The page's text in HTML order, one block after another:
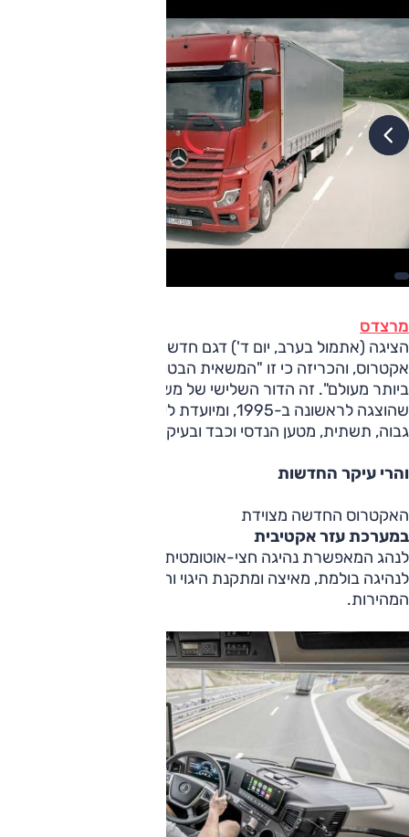
מרצדס
הציגה (אתמול בערב, יום ד') דגם חדש למשאית הכבדה שלה,
אקטרוס, והכריזה כי זו "המשאית הבטוחה, היעילה והמקושרת
ביותר מעולם". זה הדור השלישי של משאית הדגל של החברה,
שהוצגה לראשונה ב-1995, ומיועדת לעבודות חלוקה במשקל
גבוה, תשתית, מטען הנדסי וכבד ובעיקר עבודות קו.
והרי עיקר החדשות
האקטרוס החדשה מצוידת
במערכת עזר אקטיבית
לנהג המאפשרת נהיגה חצי-אוטומטית. מערכת העזר החדשה
לנהיגה בולמת, מאיצה ומתקנת היגוי והיא פעילה בכל טווח
המהירות.